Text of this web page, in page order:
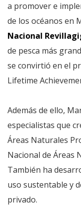
a promover e
de los océanos en
Nacional
de pesca más
se convirtió en el
Lifetime
Además de ello,
especialistas que
Áreas Naturales
Nacional de Áreas
También ha
uso sustentable y
privado.